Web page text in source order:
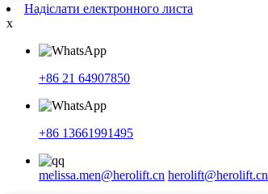
Надіслати електронного листа
x
+86 21 64907850
+86 13661991495
melissa.men@herolift.cn herolift@herolift.cn